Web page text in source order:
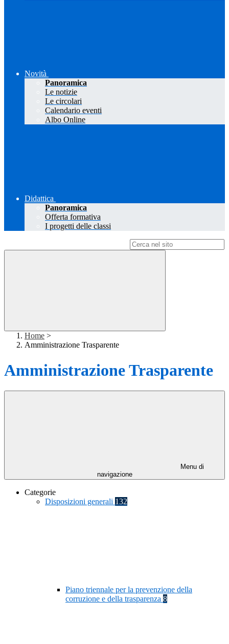
Novità
Panoramica
Le notizie
Le circolari
Calendario eventi
Albo Online
Didattica
Panoramica
Offerta formativa
I progetti delle classi
Home >
Amministrazione Trasparente
Amministrazione Trasparente
Menu di
navigazione
Categorie
Disposizioni generali 132
Piano triennale per la prevenzione della
corruzione e della trasparenza 8